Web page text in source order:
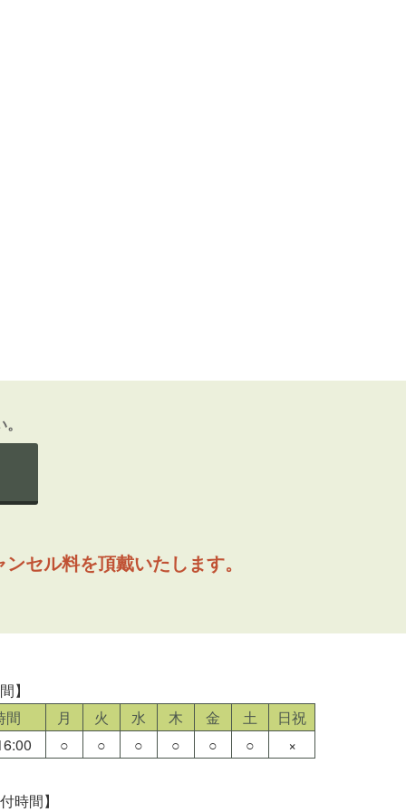
セル料を頂戴いたします。
】
間
月 火 水 木 金 土
日祝
○ ○ ○ ○ ○ ○ ×
時間】